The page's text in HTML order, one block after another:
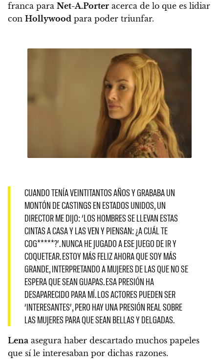
franca para Net-A.Porter acerca de lo que es lidiar
con Hollywood para poder triunfar.
CUANDO TENÍA VEINTITANTOS AÑOS Y GRABABA UN
MONTÓN DE CASTINGS EN ESTADOS UNIDOS, UN
DIRECTOR ME DIJO: ‘LOS HOMBRES SE LLEVAN ESTAS
CINTAS A CASA Y LAS VEN Y PIENSAN: ¿A CUÁL TE
COG*****?’. NUNCA HE JUGADO A ESE JUEGO DE IR Y
COQUETEAR. ESTOY MÁS FELIZ AHORA QUE SOY MÁS
GRANDE, INTERPRETANDO A MUJERES DE LAS QUE NO SE
ESPERA QUE SEAN GUAPAS. ESA PRESIÓN HA
DESAPARECIDO PARA MÍ. LOS ACTORES PUEDEN SER
‘INTERESANTES’, PERO HAY UNA PRESIÓN REAL SOBRE
LAS MUJERES PARA QUE SEAN BELLAS Y DELGADAS.
Lena asegura haber descartado muchos papeles
que sí le interesaban por dichas razones.